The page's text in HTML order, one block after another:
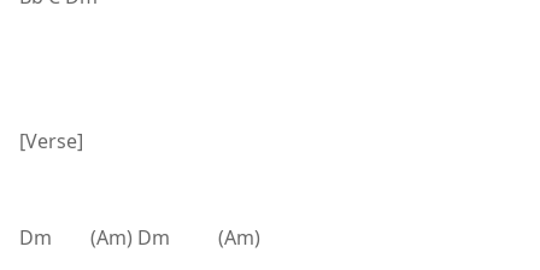
[Verse]
Dm (Am) Dm (Am)